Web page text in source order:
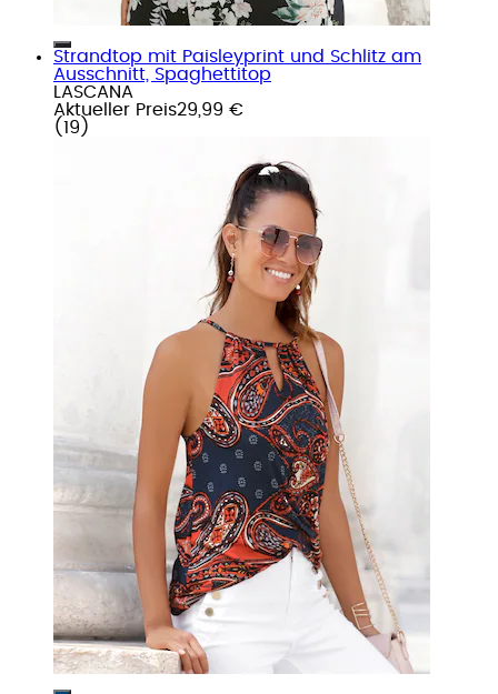
Strandtop mit Paisleyprint und Schlitz am
Ausschnitt, Spaghettitop
LASCANA
Aktueller Preis29,99 €
( 19 )